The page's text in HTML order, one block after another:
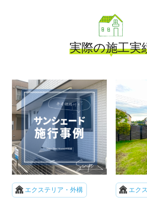
実際の施工実
エクステリア・外構 エク